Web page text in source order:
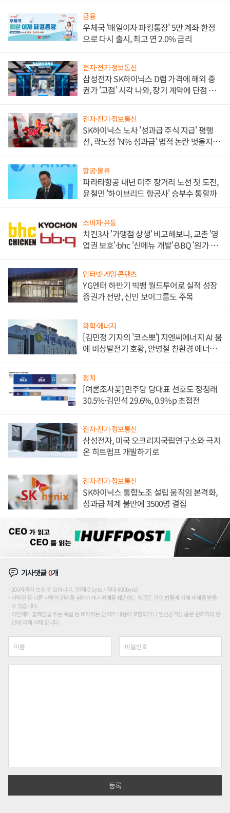
금융
우체국 '매일이자 파킹통장' 5만 계좌 한정
으로 다시 출시, 최고 연 2.0% 금리
전자·전기·정보통신
삼성전자 SK하이닉스 D램 가격에 해외 증
권가 '고점' 시각 나와, 장기 계약에 단점 부
전자·전기·정보통신
SK하이닉스 노사 '성과급 주식 지급' 평행
선, 곽노정 'N% 성과급' 법적 논란 벗을지 주
항공·물류
파라타항공 내년 미주 장거리 노선 첫 도전,
윤철민 '하이브리드 항공사' 승부수 통할까
소비자·유통
치킨3사 '가맹점 상생' 비교해보니, 교촌 '영
업권 보호'·bhc '신메뉴 개발'·BBQ '원가 부
인터넷·게임·콘텐츠
YG엔터 하반기 빅뱅 월드투어로 실적 성장
증권가 전망, 신인 보이그룹도 주목
화학·에너지
[김민정 기자의 '코스뽀'] 지엔씨에너지 AI 붐
에 비상발전기 호황, 안병철 친환경 에너지
정치
[여론조사꽃] 민주당 당대표 선호도 정청래
30.5%·김민석 29.6%, 0.9%p 초접전
전자·전기·정보통신
삼성전자, 미국 오크리지국립연구소와 극저
온 히트펌프 개발하기로
전자·전기·정보통신
SK하이닉스 통합노조 설립 움직임 본격화,
성과급 체계 불만에 3500명 결집
기사댓글0개
200자까지 쓰실 수 있습니다. (현재 0 byte / 최대 400byte)
저작권 등 다른 사람의 권리를 침해하거나 명예를 훼손하는 댓글은 관련 법률에 의해 제재를 받을
수 있습니다.
타인에게 불쾌감을 주는 욕설 등 비하하는 단어가 내용에 포함되거나 인신공격성 글은 관리자의 판
단에 의해 삭제 합니다.